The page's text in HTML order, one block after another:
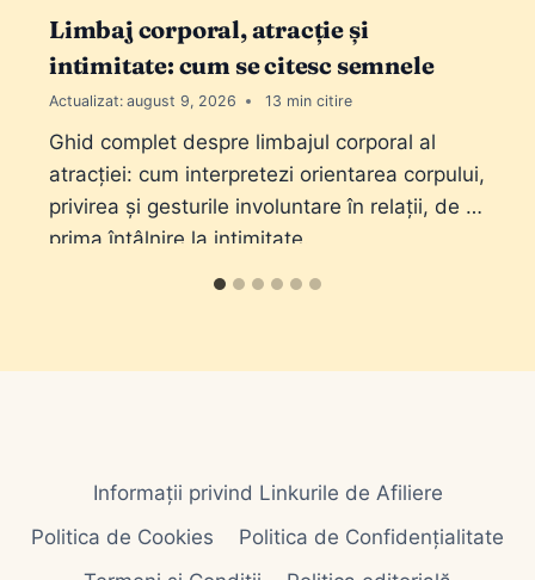
Limbaj corporal, atracție și
intimitate: cum se citesc semnele
Actualizat: august 9, 2026 13
Ghid complet despre limbajul corporal al
atracției: cum interpretezi orientarea corpului,
privirea și gesturile involuntare în relații, de la
prima întâlnire la intimitate.
Informații privind Linkurile de Afiliere
Politica de Cookies
Politica de Confidențialitate